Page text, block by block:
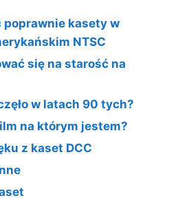
poprawnie kasety w
NTSC
się na starość na
w latach 90 tych?
na którym jestem?
z kaset DCC